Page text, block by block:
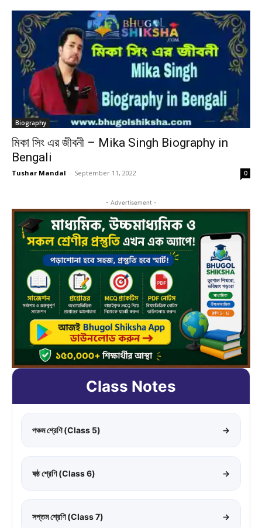
Biography
মিকা সিং এর জীবনী – Mika Singh Biography in
Bengali
Tushar Mandal - September 11, 2022 0
- Advertisement -
Class Notes
পঞ্চম শ্রেণি (Class 5) →
ষষ্ঠ শ্রেণি (Class 6) →
সপ্তম শ্রেণি (Class 7) →